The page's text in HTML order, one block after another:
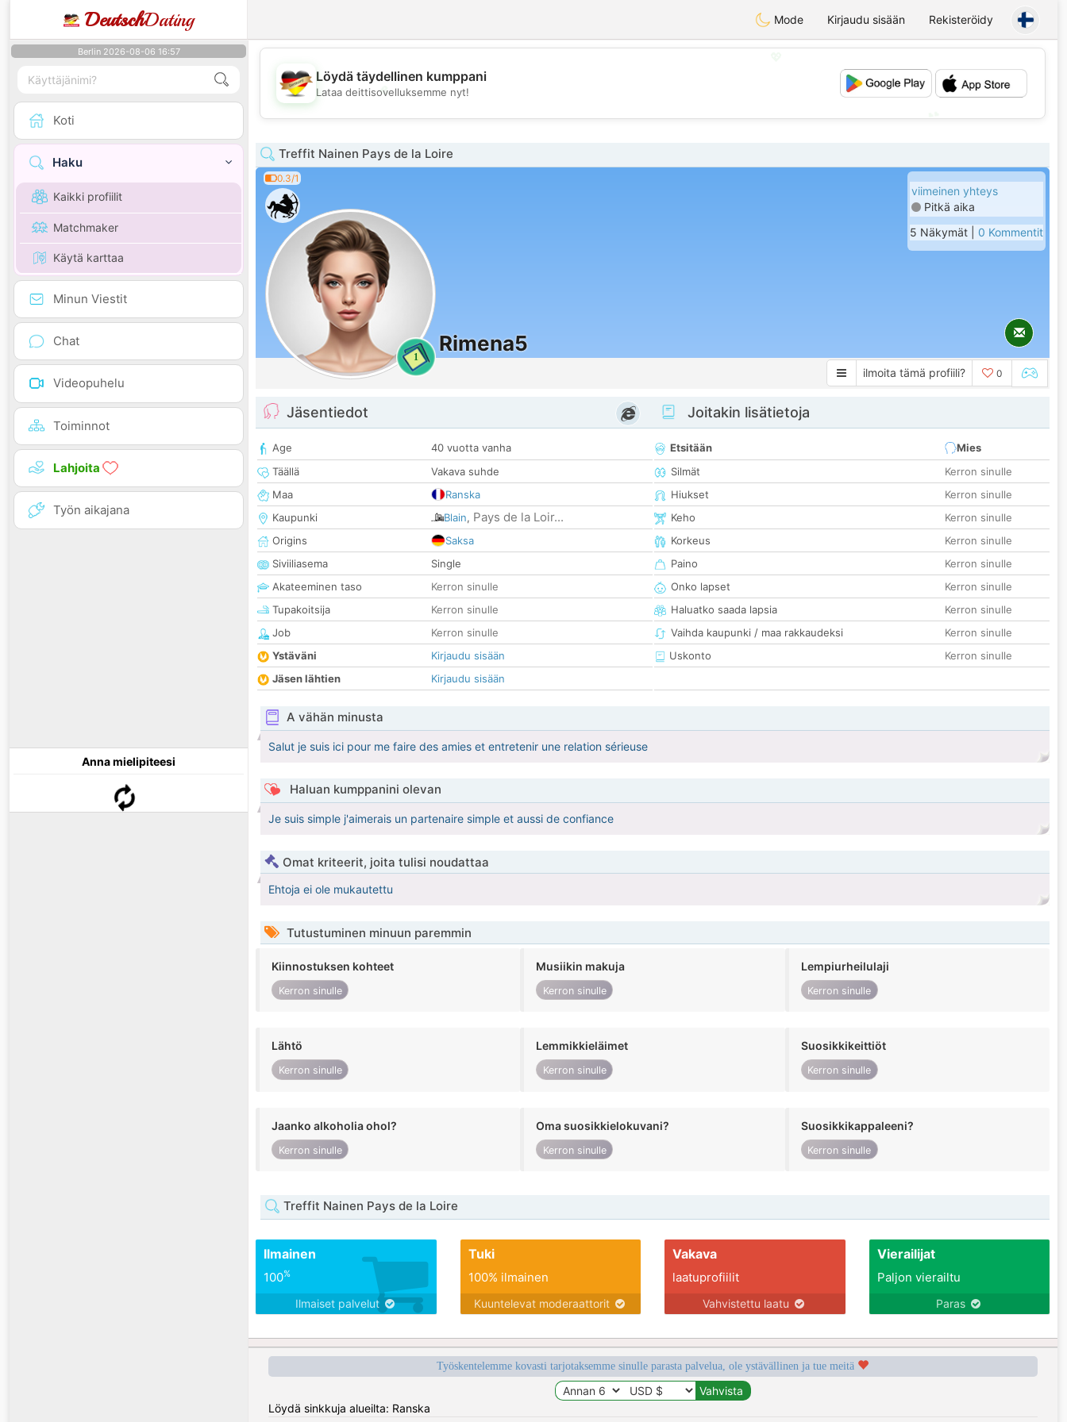
DeutschDating Mode Kirjaudu sisään Rekisteröidy
Berlin 2026-08-06 16:57
Koti
Haku
Kaikki profiilit
Matchmaker
Käytä karttaa
Minun Viestit
Chat
Videopuhelu
Toiminnot
Lahjoita
Työn aikajana
Anna mielipiteesi
💖
💕
Löydä täydellinen kumppani
Lataa deittisovelluksemme nyt!
Treffit Nainen Pays de la Loire
0.3/1
1
Rimena5
viimeinen yhteys
Pitkä aika
5 Näkymät | 0 Kommentit
ilmoita tämä profiili? 0
Jäsentiedot
Age
40 vuotta vanha
Täällä
Vakava suhde
Maa
Ranska
Kaupunki
Blain, Pays de la Loir...
Origins
Saksa
Siviiliasema
Single
Akateeminen taso
Kerron sinulle
Tupakoitsija
Kerron sinulle
Job
Kerron sinulle
Ystäväni
Kirjaudu sisään
Jäsen lähtien
Kirjaudu sisään
Joitakin lisätietoja
Etsitään
Mies
Silmät
Kerron sinulle
Hiukset
Kerron sinulle
Keho
Kerron sinulle
Korkeus
Kerron sinulle
Paino
Kerron sinulle
Onko lapset
Kerron sinulle
Haluatko saada lapsia
Kerron sinulle
Vaihda kaupunki / maa rakkaudeksi
Kerron sinulle
Uskonto
Kerron sinulle
A vähän minusta
Salut je suis ici pour me faire des amies et entretenir une relation sérieuse
Haluan kumppanini olevan
Je suis simple j'aimerais un partenaire simple et aussi de confiance
Omat kriteerit, joita tulisi noudattaa
Ehtoja ei ole mukautettu
Tutustuminen minuun paremmin
Kiinnostuksen kohteet
Kerron sinulle
Musiikin makuja
Kerron sinulle
Lempiurheilulaji
Kerron sinulle
Lähtö
Kerron sinulle
Lemmikkieläimet
Kerron sinulle
Suosikkikeittiöt
Kerron sinulle
Jaanko alkoholia ohol?
Kerron sinulle
Oma suosikkielokuvani?
Kerron sinulle
Suosikkikappaleeni?
Kerron sinulle
Treffit Nainen Pays de la Loire
Ilmainen
100%
Ilmaiset palvelut
Tuki
100% ilmainen
Kuuntelevat moderaattorit
Vakava
laatuprofiilit
Vahvistettu laatu
Vierailijat
Paljon vierailtu
Paras
Työskentelemme kovasti tarjotaksemme sinulle parasta palvelua, ole ystävällinen ja tue meitä
Löydä sinkkuja alueilta: Ranska